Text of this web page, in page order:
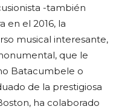
-también
en el 2016, la
musical interesante,
que le
Batacumbele o
de la prestigiosa
ha colaborado